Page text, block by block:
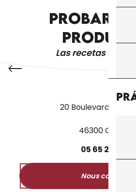
PROBAR
Las recetas de la
TODOS LOS SITIOS QUE
20 Boulevard des
46300
05 65 27
Nous contacter